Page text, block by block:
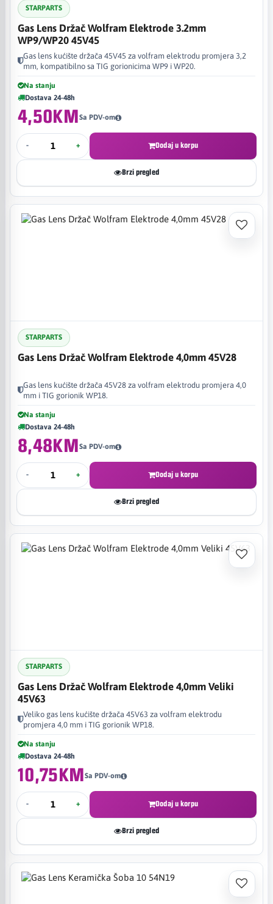
STARPARTS
Gas Lens Držač Wolfram Elektrode 3.2mm
WP9/WP20 45V45
Gas lens kućište držača 45V45 za volfram elektrodu promjera 3,2
mm, kompatibilno sa TIG gorionicima WP9 i WP20.
Na stanju
Dostava 24-48h
4,50KMSa PDV-om
- + Dodaj u korpu
Brzi pregled
STARPARTS
Gas Lens Držač Wolfram Elektrode 4,0mm 45V28
Gas lens kućište držača 45V28 za volfram elektrodu promjera 4,0
mm i TIG gorionik WP18.
Na stanju
Dostava 24-48h
8,48KMSa PDV-om
- + Dodaj u korpu
Brzi pregled
STARPARTS
Gas Lens Držač Wolfram Elektrode 4,0mm Veliki
45V63
Veliko gas lens kućište držača 45V63 za volfram elektrodu
promjera 4,0 mm i TIG gorionik WP18.
Na stanju
Dostava 24-48h
10,75KMSa PDV-om
- + Dodaj u korpu
Brzi pregled